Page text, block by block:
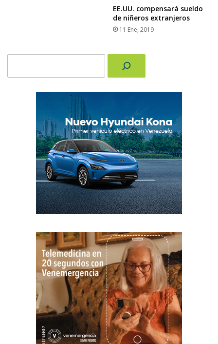
EE.UU. compensará sueldo
de niñeros extranjeros
11 Ene, 2019